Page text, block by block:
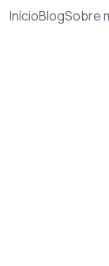
InícioBlogSobre